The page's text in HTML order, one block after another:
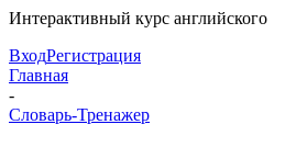
Интерактивный курс английского
ВходРегистрация
Главная
-
Словарь-Тренажер